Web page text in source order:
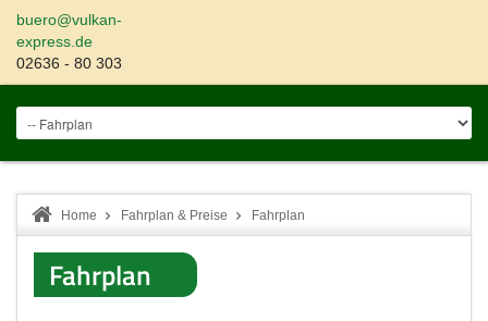
buero@vulkan-
express.de
02636 - 80 303
Home Fahrplan & Preise Fahrplan
Fahrplan